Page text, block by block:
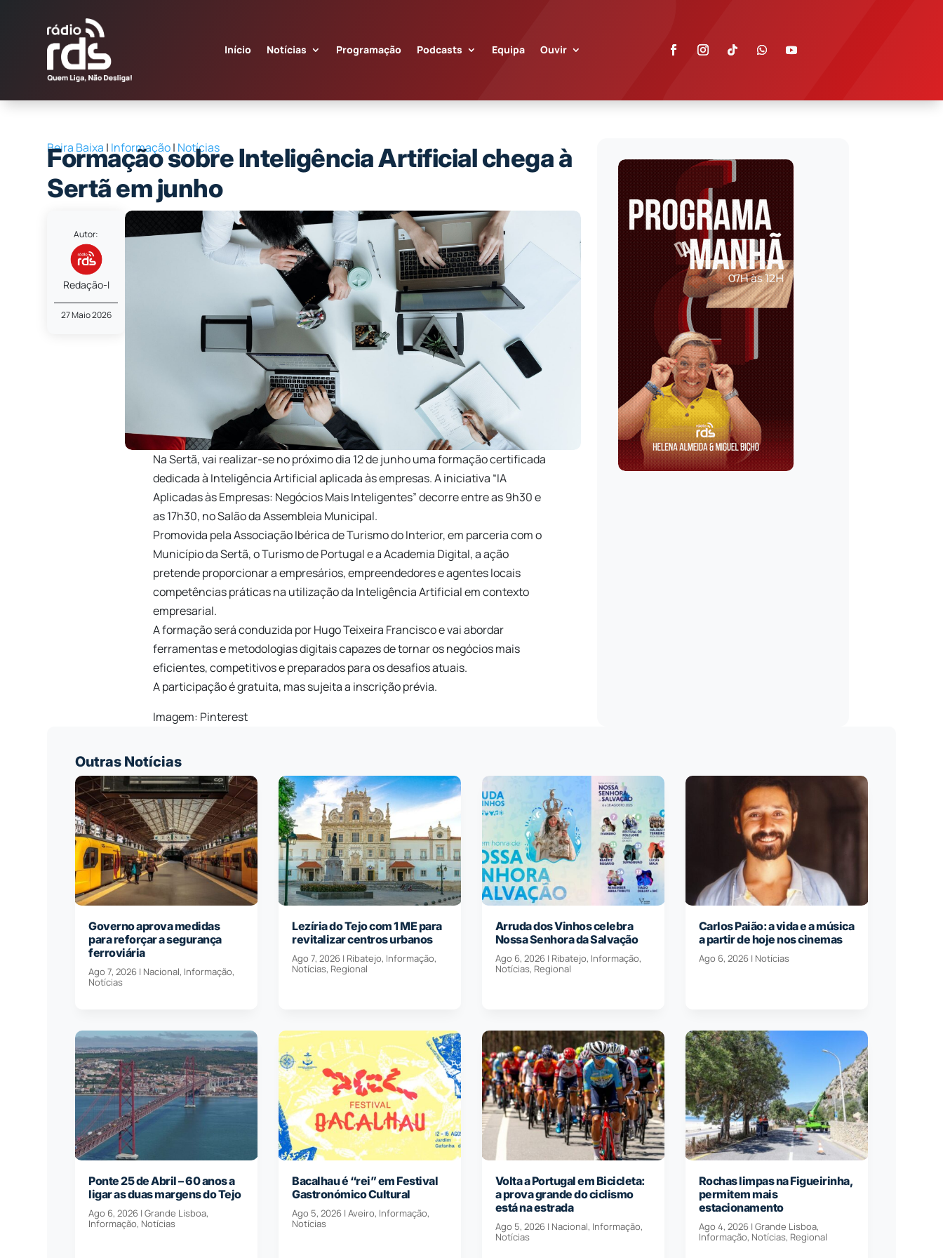
Início Notícias Programação Podcasts Equipa Ouvir
Beira Baixa | Informação| Notícias
Formação sobre Inteligência Artificial chega à
Sertã em junho
Autor:
Redação-I
27 Maio 2026
Na Sertã, vai realizar-se no próximo dia 12 de junho uma formação certificada
dedicada à Inteligência Artificial aplicada às empresas. A iniciativa “IA
Aplicadas às Empresas: Negócios Mais Inteligentes” decorre entre as 9h30 e
as 17h30, no Salão da Assembleia Municipal.
Promovida pela Associação Ibérica de Turismo do Interior, em parceria com o
Município da Sertã, o Turismo de Portugal e a Academia Digital, a ação
pretende proporcionar a empresários, empreendedores e agentes locais
competências práticas na utilização da Inteligência Artificial em contexto
empresarial.
A formação será conduzida por Hugo Teixeira Francisco e vai abordar
ferramentas e metodologias digitais capazes de tornar os negócios mais
eficientes, competitivos e preparados para os desafios atuais.
A participação é gratuita, mas sujeita a inscrição prévia.
Imagem: Pinterest
Outras Notícias
Governo aprova medidas
para reforçar a segurança
ferroviária
Ago 7, 2026 | Nacional, Informação,
Notícias
Lezíria do Tejo com 1 ME para
revitalizar centros urbanos
Ago 7, 2026 | Ribatejo, Informação,
Notícias, Regional
Arruda dos Vinhos celebra
Nossa Senhora da Salvação
Ago 6, 2026| Ribatejo, Informação,
Notícias, Regional
Carlos Paião: a vida e a música
a partir de hoje nos cinemas
Ago 6, 2026| Notícias
Ponte 25 de Abril – 60 anos a
ligar as duas margens do Tejo
Ago 6, 2026 |Grande Lisboa,
Informação, Notícias
Bacalhau é “rei” em Festival
Gastronómico Cultural
Ago 5, 2026 |Aveiro, Informação,
Notícias
Volta a Portugal em Bicicleta:
a prova grande do ciclismo
está na estrada
Ago 5, 2026| Nacional, Informação,
Notícias
Rochas limpas na Figueirinha,
permitem mais
estacionamento
Ago 4, 2026| Grande Lisboa,
Informação, Notícias, Regional